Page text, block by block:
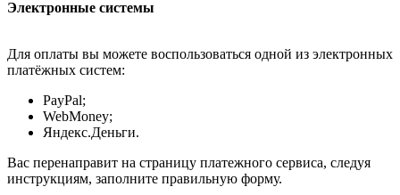
Электронные системы
Для оплаты вы можете воспользоваться одной из электронных
платёжных систем:
PayPal;
WebMoney;
Яндекс.Деньги.
Вас перенаправит на страницу платежного сервиса, следуя
инструкциям, заполните правильную форму.